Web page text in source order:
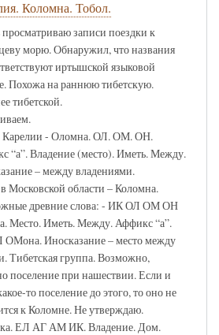
Коломна. Тобол.
записи поездки к
морю. Обнаружил, что названия
иртышской языковой
Похожа на раннюю тибетскую.
тибетской.
Карелии - Оломна. ОЛ. ОМ. ОН.
“а”. Владение (место). Иметь. Между.
– между владениями.
Московской области – Коломна.
древние слова: - ИК ОЛ ОМ ОН
Место. Иметь. Между. Аффикс “а”.
Иносказание – место между
Тибетская группа. Возможно,
поселение при нашествии. Если и
то поселение до этого, то оно не
к Коломне. Не утверждаю.
ЕЛ АГ АМ ИК. Владение. Дом.